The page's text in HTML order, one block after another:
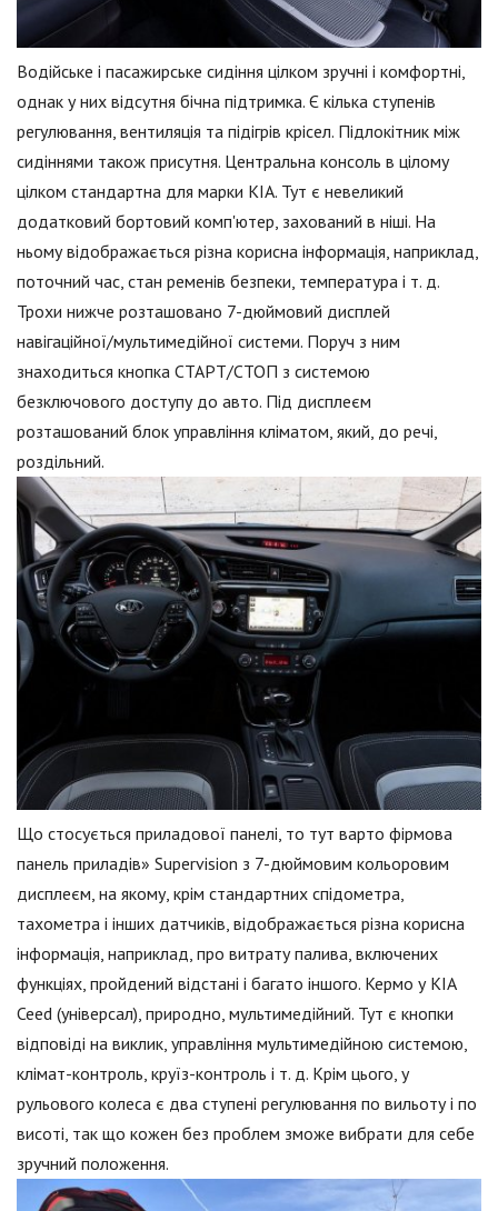
Водійське і пасажирське сидіння цілком зручні і комфортні,
однак у них відсутня бічна підтримка. Є кілька ступенів
регулювання, вентиляція та підігрів крісел. Підлокітник між
сидіннями також присутня. Центральна консоль в цілому
цілком стандартна для марки KIA. Тут є невеликий
додатковий бортовий комп'ютер, захований в ніші. На
ньому відображається різна корисна інформація, наприклад,
поточний час, стан ременів безпеки, температура і т. д.
Трохи нижче розташовано 7-дюймовий дисплей
навігаційної/мультимедійної системи. Поруч з ним
знаходиться кнопка СТАРТ/СТОП з системою
безключового доступу до авто. Під дисплеєм
розташований блок управління кліматом, який, до речі,
роздільний.
Що стосується приладової панелі, то тут варто фірмова
панель приладів» Supervision з 7-дюймовим кольоровим
дисплеєм, на якому, крім стандартних спідометра,
тахометра і інших датчиків, відображається різна корисна
інформація, наприклад, про витрату палива, включених
функціях, пройдений відстані і багато іншого. Кермо у KIA
Ceed (універсал), природно, мультимедійний. Тут є кнопки
відповіді на виклик, управління мультимедійною системою,
клімат-контроль, круїз-контроль і т. д. Крім цього, у
рульового колеса є два ступені регулювання по вильоту і по
висоті, так що кожен без проблем зможе вибрати для себе
зручний положення.